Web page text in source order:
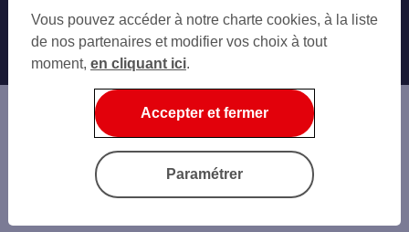
Autres sites SG
Professionnels
Entreprises
Associations
Banque privée
Economie Publique
Informations légales
Vous pouvez accéder à notre charte cookies, à la liste
de nos partenaires et modifier vos choix à tout
moment, en cliquant ici.
Accepter et fermer
Paramétrer